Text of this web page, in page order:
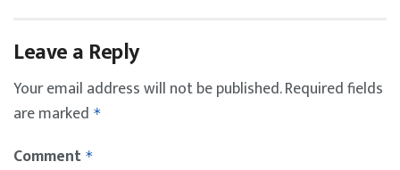
Leave a Reply
Your email address will not be published.Required fields
are marked *
Comment *